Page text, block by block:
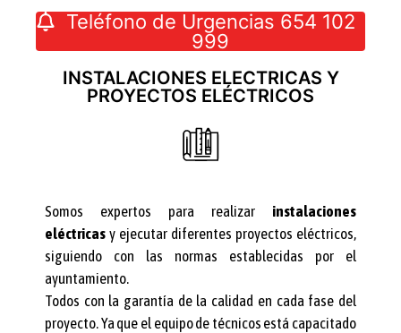
Teléfono de Urgencias 654 102
999
INSTALACIONES ELECTRICAS Y
PROYECTOS ELÉCTRICOS
Somos expertos para realizar instalaciones
eléctricas y ejecutar diferentes proyectos eléctricos,
siguiendo con las normas establecidas por el
ayuntamiento.
Todos con la garantía de la calidad en cada fase del
proyecto. Ya que el equipo de técnicos está capacitado